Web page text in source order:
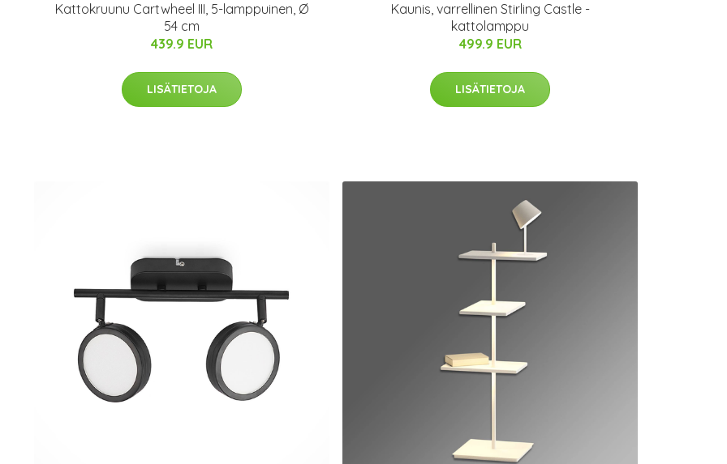
Kattokruunu Cartwheel III, 5-lamppuinen, Ø
54 cm
439.9 EUR
LISÄTIETOJA
Kaunis, varrellinen Stirling Castle -
kattolamppu
499.9 EUR
LISÄTIETOJA